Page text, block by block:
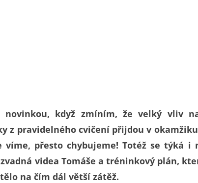
novinkou, když zmíním, že velký vliv
z pravidelného cvičení přijdou v
víme, přesto chybujeme! Totéž se týká i
videa Tomáše a tréninkový plán,
na čím dál větší zátěž.